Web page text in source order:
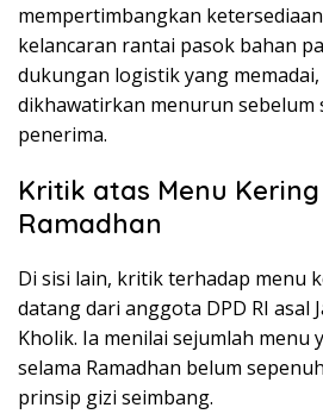
mempertimbangkan
kelancaran rantai pasok bahan
dukungan logistik yang
dikhawatirkan menurun sebelum
penerima.
Kritik atas Menu
Ramadhan
Di sisi lain, kritik terhadap menu
datang dari anggota DPD RI asal
Kholik. Ia menilai sejumlah menu
selama Ramadhan belum
prinsip gizi seimbang.